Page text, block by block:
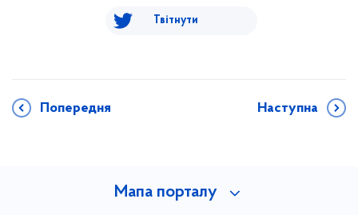
Твітнути
Попередня Наступна
Мапа порталу